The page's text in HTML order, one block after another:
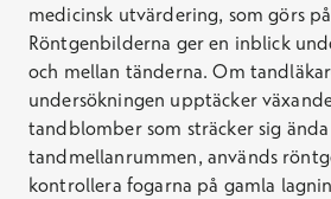
medicinsk utvärdering, som görs
Röntgenbilderna ger en inblick
och mellan tänderna. Om
undersökningen upptäcker
tandblomber som sträcker sig
tandmellanrummen, används
kontrollera fogarna på gamla